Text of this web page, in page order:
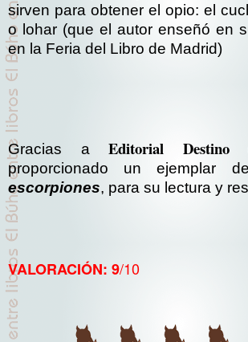
sirven para obtener el opio: el
o lohar (que el autor enseñó en
en la Feria del Libro de Madrid)
Gracias a Editorial Destino
proporcionado un ejemplar
escorpiones, para su lectura y
VALORACIÓN: 9/10